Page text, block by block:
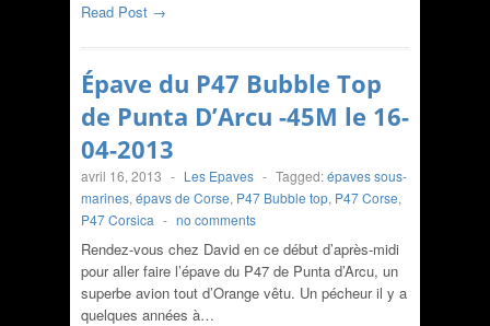
Read Post →
Épave du P47 Bubble Top
de Punta D’Arcu -45M le 16-
04-2013
avril 16, 2013 - Les Epaves - Tagged:épaves sous-
marines, épavs de Corse, P47 Bubble top, P47 Corse,
P47 Corsica - no comments
Rendez-vous chez David en ce début d’après-midi
pour aller faire l’épave du P47 de Punta d’Arcu, un
superbe avion tout d’Orange vêtu. Un pécheur il y a
quelques années à…